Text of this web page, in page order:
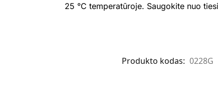
25 °C temperatūroje. Saugokite nuo
Produkto kodas: 0228G